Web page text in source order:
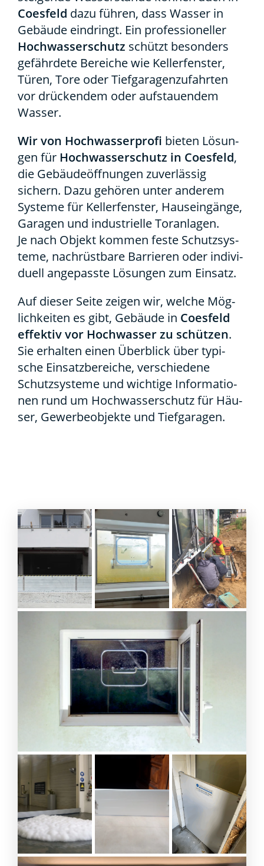
Coes­feld dazu füh­ren, dass Was­ser in
Gebäu­de ein­dringt. Ein pro­fes­sio­nel­ler
Hoch­was­ser­schutz schützt beson­ders
gefähr­de­te Berei­che wie Kel­ler­fens­ter,
Türen, Tore oder Tief­ga­ra­gen­zu­fahr­ten
vor drü­cken­dem oder auf­stau­en­dem
Was­ser.
Wir von Hoch­was­ser­pro­fi bie­ten Lösun­
gen für Hoch­was­ser­schutz in Coes­feld,
die Gebäu­de­öff­nun­gen zuver­läs­sig
sichern. Dazu gehö­ren unter ande­rem
Sys­te­me für Kel­ler­fens­ter, Haus­ein­gän­ge,
Gara­gen und indus­tri­el­le Tor­an­la­gen.
Je nach Objekt kom­men fes­te Schutz­sys­
te­me, nach­rüst­ba­re Bar­rie­ren oder indi­vi­
du­ell ange­pass­te Lösun­gen zum Ein­satz.
Auf die­ser Sei­te zei­gen wir, wel­che Mög­
lich­kei­ten es gibt, Gebäu­de in Coes­feld
effek­tiv vor Hoch­was­ser zu schüt­zen.
Sie erhal­ten einen Über­blick über typi­
sche Ein­satz­be­rei­che, ver­schie­de­ne
Schutz­sys­te­me und wich­ti­ge Infor­ma­tio­
nen rund um Hoch­was­ser­schutz für Häu­
ser, Gewer­be­ob­jek­te und Tief­ga­ra­gen.